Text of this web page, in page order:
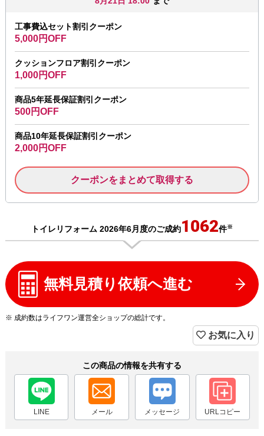
工事費込セット割引クーポン
5,000円OFF
クッションフロア割引クーポン
1,000円OFF
商品5年延長保証割引クーポン
500円OFF
商品10年延長保証割引クーポン
2,000円OFF
クーポンをまとめて取得する
トイレリフォーム 2026年6月度のご成約1062件※
無料見積り依頼へ進む
※ 成約数はライフワン運営全ショップの総計です。
お気に入り
この商品の情報を共有する
LINE メール メッセージ URLコピー